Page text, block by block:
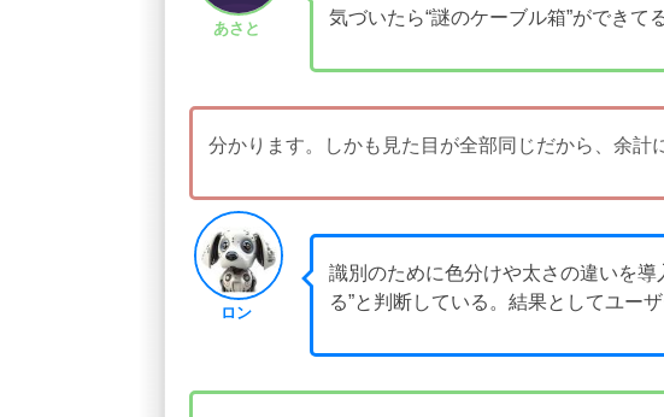
あさと
気づいたら“謎のケーブル箱”ができてる
分かります。しかも見た目が全部同じだから、余計
ロン
識別のために色分けや太さの違いを
る”と判断している。結果としてユー